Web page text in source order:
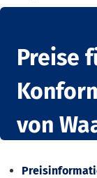
Preise
von